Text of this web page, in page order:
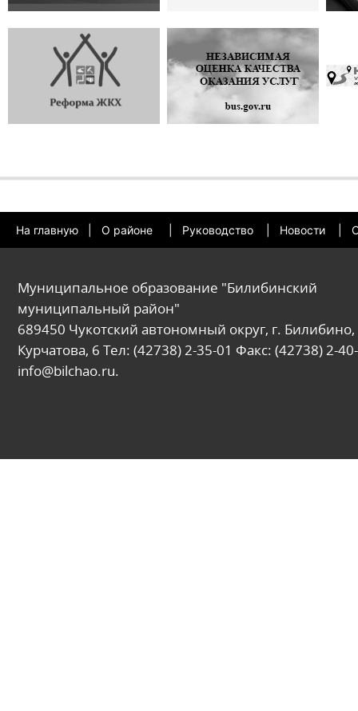
На главную О районе Руководство Новости
Муниципальное образование "Билибинский
муниципальный район"
689450 Чукотский автономный округ, г. Билибино,
Курчатова, 6 Тел: (42738) 2-35-01 Факс: (42738) 2-
info@bilchao.ru.